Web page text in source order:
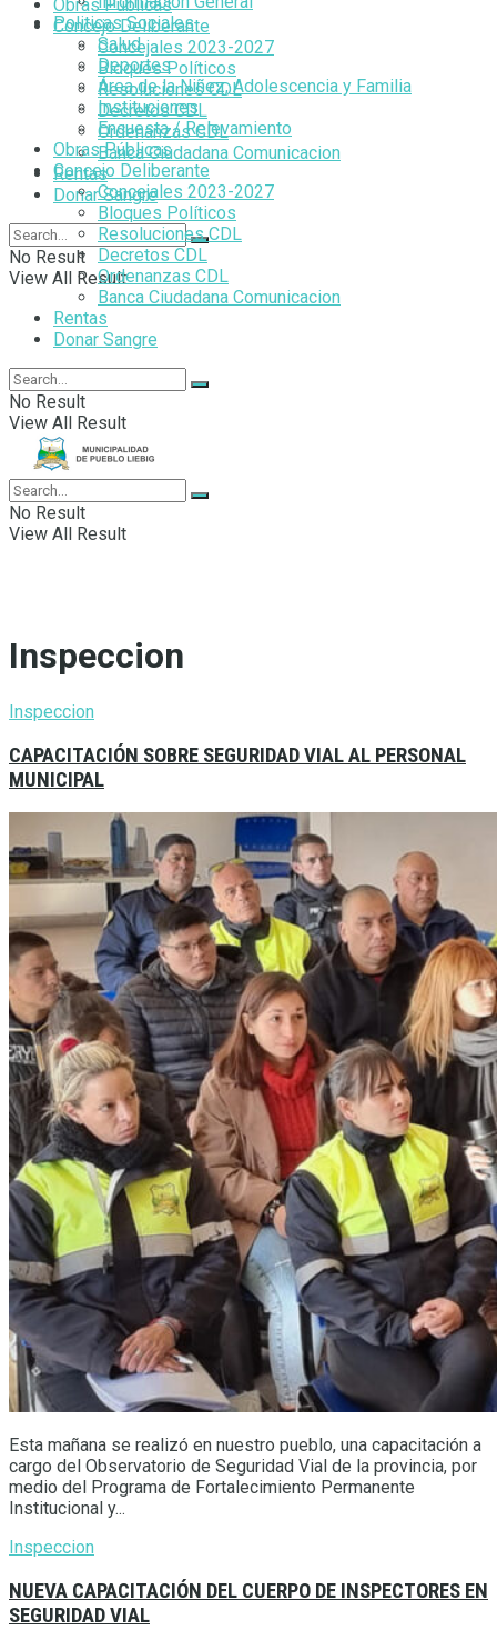
Obras Públicas
Concejo Deliberante
Concejales 2023-2027
Bloques Políticos
Resoluciones CDL
Decretos CDL
Ordenanzas CDL
Banca Ciudadana Comunicacion
Rentas
Donar Sangre
No Result
View All Result
Politicas Sociales
Salud
Deportes
Área de la Niñez, Adolescencia y Familia
Instituciones
Encuesta / Relevamiento
Obras Públicas
Concejo Deliberante
Concejales 2023-2027
Bloques Políticos
Resoluciones CDL
Decretos CDL
Ordenanzas CDL
Banca Ciudadana Comunicacion
Rentas
Donar Sangre
No Result
View All Result
No Result
View All Result
Inspeccion
Inspeccion
CAPACITACIÓN SOBRE SEGURIDAD VIAL AL PERSONAL
MUNICIPAL
Esta mañana se realizó en nuestro pueblo, una capacitación a
cargo del Observatorio de Seguridad Vial de la provincia, por
medio del Programa de Fortalecimiento Permanente
Institucional y...
Inspeccion
NUEVA CAPACITACIÓN DEL CUERPO DE INSPECTORES EN
SEGURIDAD VIAL